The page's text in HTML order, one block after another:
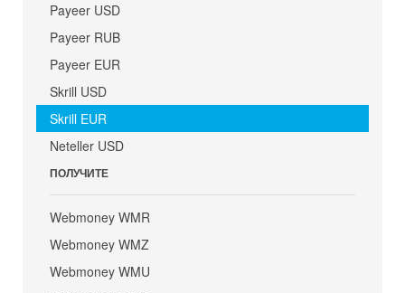
Payeer USD
Payeer RUB
Payeer EUR
Skrill USD
Skrill EUR
Neteller USD
ПОЛУЧИТЕ
Webmoney WMR
Webmoney WMZ
Webmoney WMU